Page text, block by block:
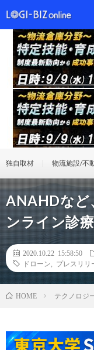
独自取材 物流施設/不
ANAHDなど
ンライン診
2020.10.22 15:58:50
ドローン
プレスリリ
HOME テクノロジ